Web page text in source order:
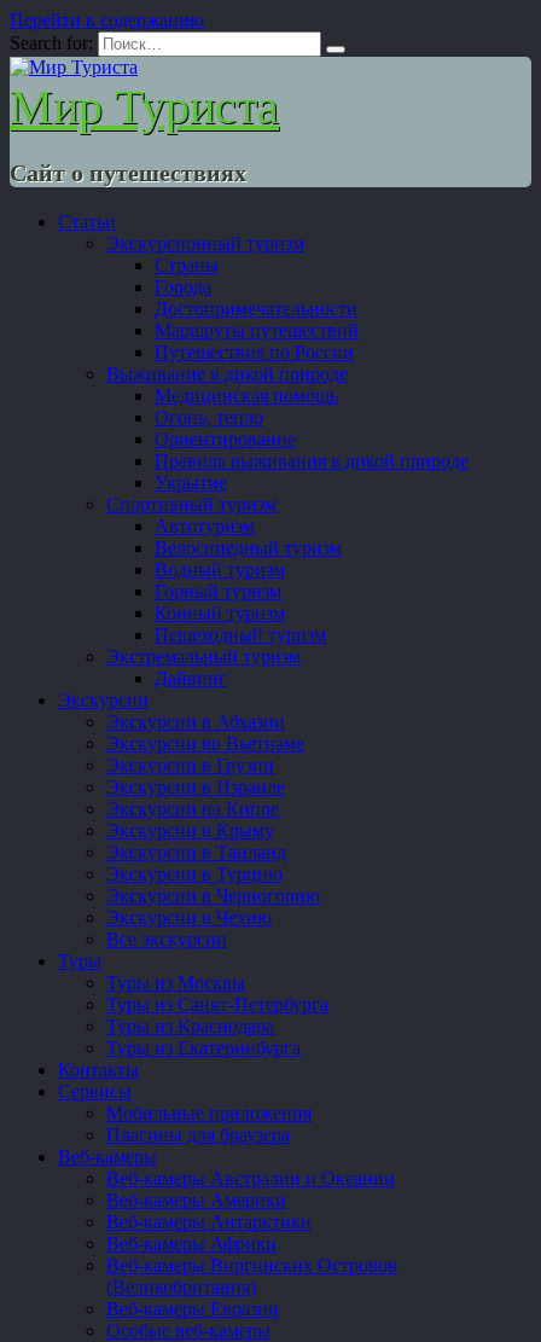
Перейти к содержанию
Search for:
Мир Туриста
Сайт о путешествиях
Статьи
Экскурсионный туризм
Страны
Города
Достопримечательности
Маршруты путешествий
Путешествия по России
Выживание в дикой природе
Медицинская помощь
Огонь, тепло
Ориентирование
Правила выживания в дикой природе
Укрытие
Спортивный туризм
Автотуризм
Велосипедный туризм
Водный туризм
Горный туризм
Конный туризм
Пешеходный туризм
Экстремальный туризм
Дайвинг
Экскурсии
Экскурсии в Абхазии
Экскурсии во Вьетнаме
Экскурсии в Грузии
Экскурсии в Израиле
Экскурсии на Кипре
Экскурсии в Крыму
Экскурсии в Таиланд
Экскурсии в Турцию
Экскурсии в Черногорию
Экскурсии в Чехию
Все экскурсии
Туры
Туры из Москвы
Туры из Санкт-Петербурга
Туры из Краснодара
Туры из Екатеринбурга
Контакты
Сервисы
Мобильные приложения
Плагины для браузера
Веб-камеры
Веб-камеры Австралии и Океании
Веб-камеры Америки
Веб-камеры Антарктики
Веб-камеры Африки
Веб-камеры Виргинских Островов
(Великобритания)
Веб-камеры Евразии
Особые веб-камеры